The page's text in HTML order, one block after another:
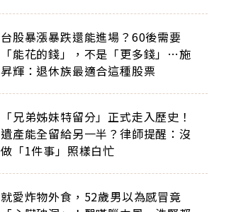
台股暴漲暴跌還能進場？60後需要
「能花的錢」，不是「更多錢」…施
昇輝：退休族最適合這種股票
「兄弟姊妹特留分」正式走入歷史！
遺產能全留給另一半？律師提醒：沒
做「1件事」照樣白忙
就愛炸物外食，52歲男以為感冒竟